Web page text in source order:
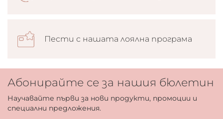
Пести с нашата лоялна програма
Абонирайте се за нашия бюлетин
Научавайте първи за нови продукти, промоции и
специални предложения.